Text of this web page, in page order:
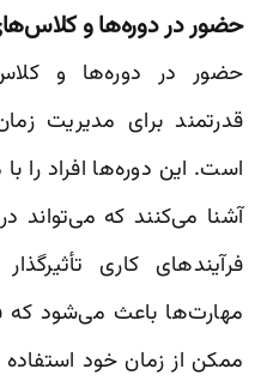
حضور در دوره‌ها و
حضور در دوره‌ها و
قدرتمند برای مدیریت
است. این دوره‌ها افراد را
آشنا می‌کنند که می‌تواند
فرآیندهای کاری
مهارت‌ها باعث می‌شود که
ممکن از زمان خود